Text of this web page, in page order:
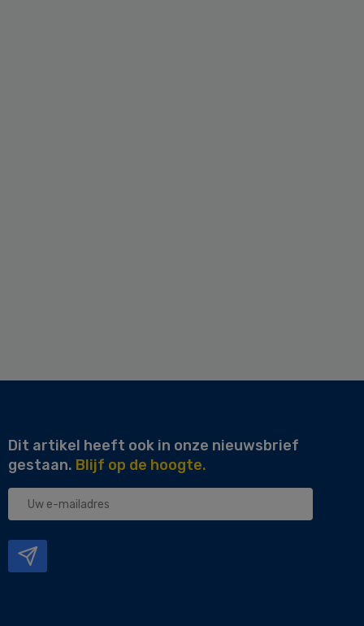
Dit artikel heeft ook in onze nieuwsbrief
gestaan. Blijf op de hoogte.
Uw